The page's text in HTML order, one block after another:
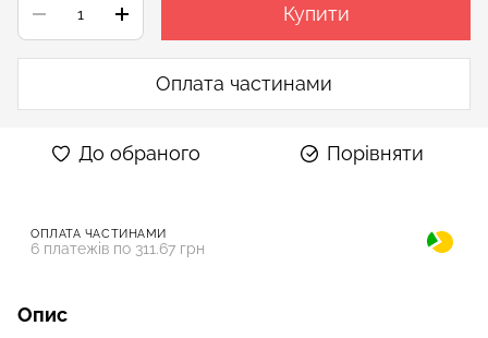
Купити
Оплата частинами
До обраного Порівняти
ОПЛАТА ЧАСТИНАМИ
6 платежів по 311.67 грн
Опис